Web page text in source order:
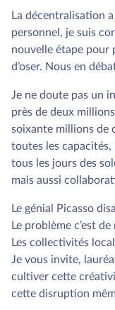
La décentralisation
personnel, je suis
nouvelle étape pour
d’oser. Nous en
Je ne doute pas un
près de deux
soixante millions de
toutes les
tous les jours des
mais aussi
Le génial Picasso
Le problème c’est
Les collectivités
Je vous invite,
cultiver cette
cette disruption